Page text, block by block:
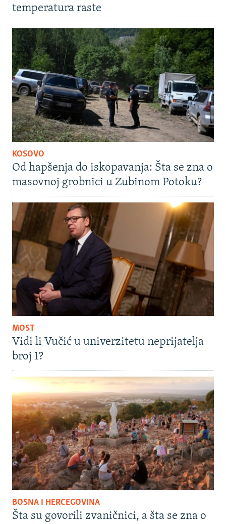
temperatura raste
KOSOVO
Od hapšenja do iskopavanja: Šta se zna o
masovnoj grobnici u Zubinom Potoku?
MOST
Vidi li Vučić u univerzitetu neprijatelja
broj 1?
BOSNA I HERCEGOVINA
Šta su govorili zvaničnici, a šta se zna o